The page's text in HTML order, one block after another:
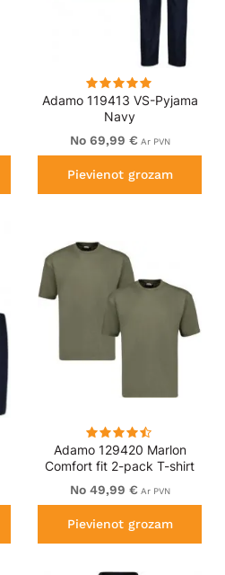
Adamo 119413 VS-Pyjama
Navy
No 69,99 € Ar PVN
Pievienot grozam
Adamo 129420 Marlon
Comfort fit 2-pack T-shirt
Olive Green
No 49,99 € Ar PVN
Pievienot grozam